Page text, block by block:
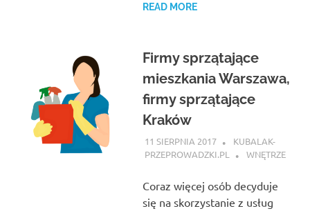
READ MORE
Firmy sprzątające
mieszkania Warszawa,
firmy sprzątające
Kraków
11 SIERPNIA 2017
KUBALAK-
PRZEPROWADZKI.PL
WNĘTRZE
Coraz więcej osób decyduje
się na skorzystanie z usług